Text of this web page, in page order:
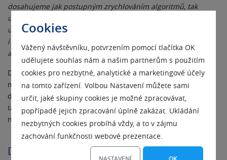
Cookies
Vážený návštěvníku, potvrzením pomocí tlačítka OK
udělujete souhlas nám a našim partnerům s použitím
cookies pro nezbytné, analytické a marketingové účely
na tomto zařízení. Volbou Nastavení můžete sami
určit, jaké skupiny cookies je možné zpracovávat,
popřípadě jejich zpracování úplně zakázat. Ukládání
nezbytných cookies probíhá vždy, a to v zájmu
zachování funkčnosti webové prezentace.
dosahujeme jak postupným zrychlováním algoritmů, tak
úpravami rozhraní programu, aby fotografům stálo v cestě za
upravenou fotkou co nejméně překážek. Jednou takovou byla
i potřeba neustálého přepínání mezi moduly Správce
a Vyvolat,“uvádí Honza Kupčík, produktový manažer ZPS X.
Díky uvedení režimu Průzkumník do modulu Vyvolat je teď
možné se mezi upravovanými fotkami přepínat jednoduše
dvojklikem bez potřeby přecházet mezi moduly. Ještě víc se
tak zjednodušil přístup k hromadným úpravám fotek bez
nutnosti u všech otevírat velký náhled.
Další drobná vylepšení